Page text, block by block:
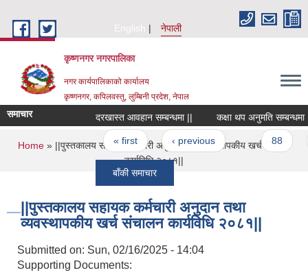
English
नेपाली
कृष्णनगर नगरपालिका
नगर कार्यपालिकाको कार्यालय
कृष्णनगर, कपिलवस्तु, लुम्बिनी प्रदेश, नेपाल
समाचार दरखास्त आवहान सम्बन्धमा || कक्षा थप अनुमति सम्बन्धमा ||
Pages
« first ‹ previous … 88
बाँकी समाचार
You are here
Home» ||पुस्तकालय सहायक कर्मचारी अनुदान तथा व्यवस्थापकीय खर्च संचालन
कार्यविधि २०८१||
||पुस्तकालय सहायक कर्मचारी अनुदान तथा
व्यवस्थापकीय खर्च संचालन कार्यविधि २०८१||
Submitted on: Sun, 02/16/2025 - 14:04
Supporting Documents: